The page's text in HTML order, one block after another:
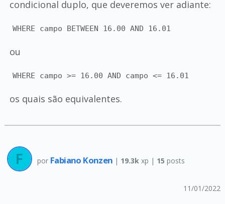
condicional duplo, que deveremos ver adiante:
WHERE campo BETWEEN 16.00 AND 16.01
ou
WHERE campo >= 16.00 AND campo <= 16.01
os quais são equivalentes.
por Fabiano Konzen | 19.3k xp | 15 posts
11/01/2022